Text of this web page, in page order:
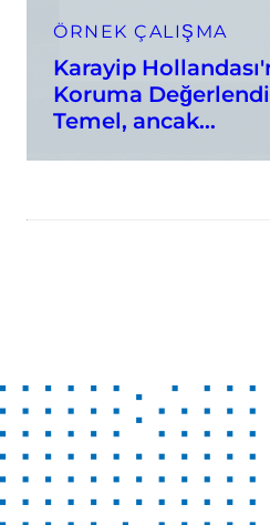
ÖRNEK ÇALIŞMA
Karayip
Koruma
Temel, ancak...